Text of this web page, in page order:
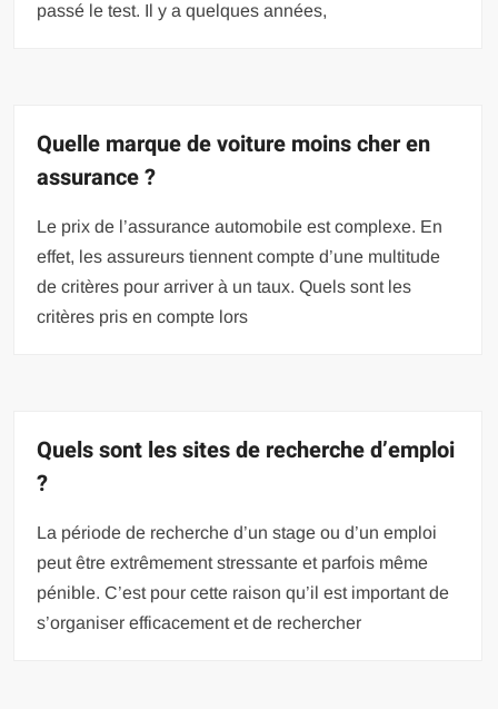
passé le test. Il y a quelques années,
Quelle marque de voiture moins cher en
assurance ?
Le prix de l’assurance automobile est complexe. En
effet, les assureurs tiennent compte d’une multitude
de critères pour arriver à un taux. Quels sont les
critères pris en compte lors
Quels sont les sites de recherche d’emploi
?
La période de recherche d’un stage ou d’un emploi
peut être extrêmement stressante et parfois même
pénible. C’est pour cette raison qu’il est important de
s’organiser efficacement et de rechercher